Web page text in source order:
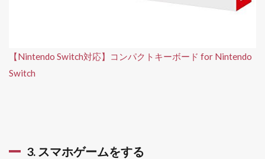
【Nintendo Switch対応】コンパクトキーボード for Nintendo
Switch
3. スマホゲームをする